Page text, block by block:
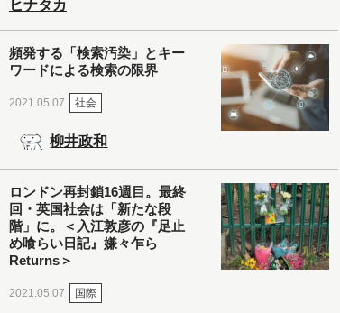
ヒナタカ
頻発する「検索汚染」とキー
ワードによる検索の限界
2021.05.07 社会
柳井政和
ロンドン再封鎖16週目。最終
回・英国社会は「新たな段
階」に。＜入江敦彦の『足止
め喰らい日記』嫌々乍ら
Returns＞
2021.05.07 国際